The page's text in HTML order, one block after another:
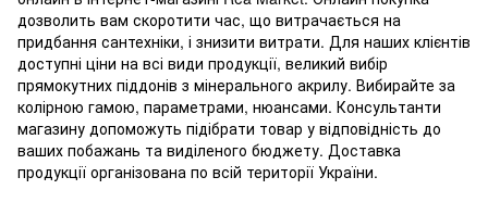
дозволить вам скоротити час, що витрачається на
придбання сантехніки, і знизити витрати. Для наших клієнтів
доступні ціни на всі види продукції, великий вибір
прямокутних піддонів з мінерального акрилу. Вибирайте за
колірною гамою, параметрами, нюансами. Консультанти
магазину допоможуть підібрати товар у відповідність до
ваших побажань та виділеного бюджету. Доставка
продукції організована по всій території України.